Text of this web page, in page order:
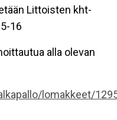
Littoisten kht-
16
alla olevan
lomakkeet/